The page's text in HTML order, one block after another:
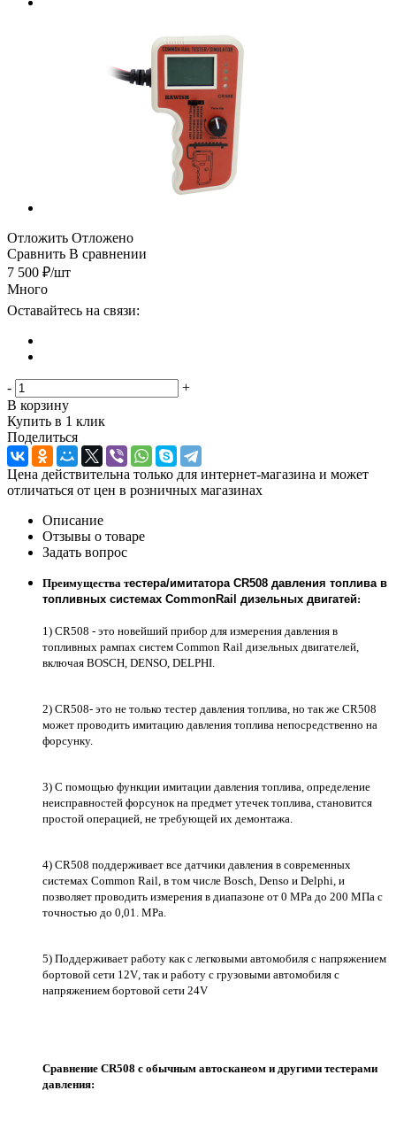
Отложить Отложено
Сравнить В сравнении
7 500 ₽/шт
Много
Оставайтесь на связи:
-
+
В корзину
Купить в 1 клик
Поделиться
Цена действительна только для интернет-магазина и может
отличаться от цен в розничных магазинах
Описание
Отзывы о товаре
Задать вопрос
Преимущества тестера/имитатора CR508 давления топлива в
топливных системах CommonRail дизельных двигатей:
1) CR508 - это новейший прибор для измерения давления в
топливных рампах систем Common Rail дизельных двигателей,
включая BOSCH, DENSO, DELPHI.
2) CR508- это не только тестер давления топлива, но так же CR508
может проводить имитацию давления топлива непосредственно на
форсунку.
3) С помощью функции имитации давления топлива, определение
неисправностей форсунок на предмет утечек топлива, становится
простой операцией, не требующей их демонтажа.
4) CR508 поддерживает все датчики давления в современных
системах Common Rail, в том числе Bosch, Denso и Delphi, и
позволяет проводить измерения в диапазоне от 0 MPa до 200 МПа с
точностью до 0,01. MPa.
5) Поддерживает работу как с легковыми автомобиля с напряжением
бортовой сети 12V , так и работу с грузовыми автомобиля с
напряжением бортовой сети 24V
Сравнение CR508 с обычным автосканеом и другими тестерами
давления: